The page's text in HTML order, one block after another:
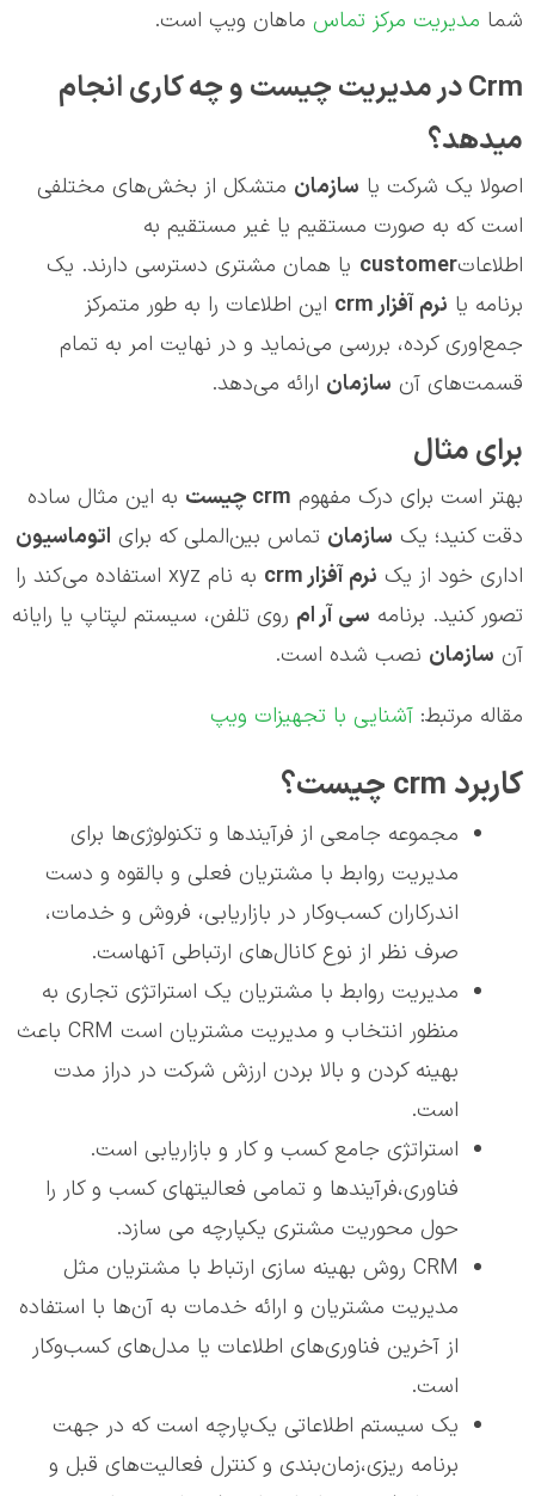
شما مدیریت مرکز تماس ماهان ویپ است.
Crm در مدیریت چیست و چه کاری انجام
می‎دهد؟
اصولا یک شرکت یا سازمان متشکل از بخش‌های مختلفی
است که به صورت مستقیم یا غیر مستقیم به
اطلاعاتcustomer یا همان مشتری دسترسی دارند. یک
برنامه یا نرم آفزارcrm این اطلاعات را به طور متمرکز
جمع‌اوری کرده، بررسی می‌نماید و در نهایت امر به تمام
قسمت‌های آن سازمان ارائه می‌دهد.
برای مثال
بهتر است برای درک مفهوم crm چیست به این مثال ساده
دقت کنید؛ یک سازمان تماس بین‌الملی که برای اتوماسیون
اداری خود از یک نرم آفزارcrm
به نام xyz استفاده می‌کند را
تصور کنید. برنامه سي آر ام روی تلفن، سیستم لپتاپ یا رایانه
آن سازمان نصب شده است.
مقاله مرتبط: آشنایی با تجهیزات ویپ
کاربرد crm چیست؟
مجموعه جامعی از فرآیندها و تکنولوژی‌ها برای
مدیریت روابط با مشتریان فعلی و بالقوه و دست
اندرکاران کسب‌و‌کار در بازاریابی، فروش و خدمات،
صرف نظر از نوع کانال‌های ارتباطی آنهاست.
مدیریت روابط با مشتریان یک استراتژی تجاری به
منظور انتخاب و مدیریت مشتریان است CRM باعث
بهینه کردن و بالا بردن ارزش شرکت در دراز مدت
است.
استراتژی جامع کسب و کار و بازاریابی است.
فناوری،فرآیندها و تمامی فعالیتهای کسب و کار را
حول محوریت مشتری یکپارچه می سازد.
CRM روش بهینه سازی ارتباط با مشتریان مثل
مدیریت مشتریان و ارائه خدمات به آن‌ها با استفاده
از آخرین فناوری‌های اطلاعات یا مدل‌های کسب‌و‌کار
است.
یک سیستم اطلاعاتی یک‌پارچه است که در جهت
برنامه ریزی،زمان‌بندی و کنترل فعالیت‌های قبل و